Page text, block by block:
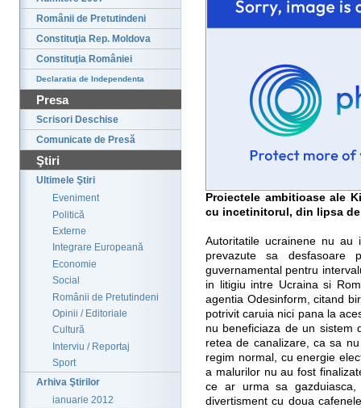
Românii de Pretutindeni
Constituţia Rep. Moldova
Constituţia României
Declaratia de Independenta
Presa
Scrisori Deschise
Comunicate de Presă
Ştiri
Ultimele Ştiri
Eveniment
Politică
Externe
Integrare Europeană
Economie
Social
Românii de Pretutindeni
Opinii / Editoriale
Cultură
Interviu / Reportaj
Sport
Arhiva Ştirilor
ianuarie 2012
Proiectele ambitioase ale
cu incetinitorul, din lipsa
Autoritatile ucrainene nu au
prevazute sa desfasoare
guvernamental pentru
in litigiu intre Ucraina si
agentia Odesinform, citand
potrivit caruia nici pana la
nu beneficiaza de un sistem
retea de canalizare, ca sa
regim normal, cu energie
a malurilor nu au fost
ce ar urma sa
divertisment cu doua